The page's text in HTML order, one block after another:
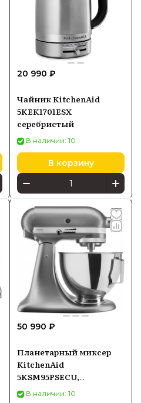
20 990 ₽
Чайник KitchenAid
5KEK1701ESX
серебристый
В наличии: 10
В корзину
50 990 ₽
Планетарный миксер
KitchenAid
5KSM95PSECU,
графитовый
В наличии: 10